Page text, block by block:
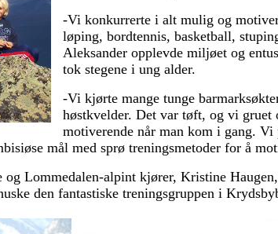
-Vi konkurrerte i alt mulig og
løping, bordtennis, basketball,
Aleksander opplevde miljøet og
tok stegene i ung alder.
-Vi kjørte mange tunge
høstkvelder. Det var tøft, og vi gruet
motiverende når man kom i gang.
mål med sprø treningsmetoder for å
Lommedalen-alpint kjører, Kristine
den fantastiske treningsgruppen i